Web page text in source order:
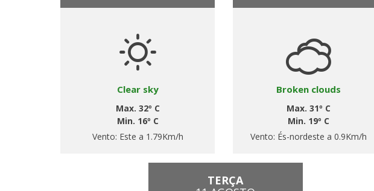
Clear sky
Max. 32º C
Min. 16º C
Vento: Este a 1.79Km/h
Broken clouds
Max. 31º C
Min. 19º C
Vento: És-nordeste a 0.9Km/h
TERÇA